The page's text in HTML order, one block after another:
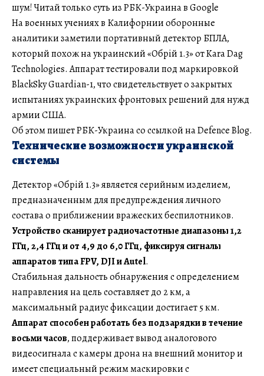
шум! Читай только суть из РБК-Украина в Google
На военных учениях в Калифорнии оборонные
аналитики заметили портативный детектор БПЛА,
который похож на украинский «Обрій 1.3» от Kara Dag
Technologies. Аппарат тестировали под маркировкой
BlackSky Guardian-1, что свидетельствует о закрытых
испытаниях украинских фронтовых решений для нужд
армии США.
Об этом пишет РБК-Украина со ссылкой на Defence Blog.
Технические возможности украинской
системы
Детектор «Обрій 1.3» является серийным изделием,
предназначенным для предупреждения личного
состава о приближении вражеских беспилотников.
Устройство сканирует радиочастотные диапазоны 1,2
ГГц, 2,4 ГГц и от 4,9 до 6,0 ГГц, фиксируя сигналы
аппаратов типа FPV, DJI и Autel.
Стабильная дальность обнаружения с определением
направления на цель составляет до 2 км, а
максимальный радиус фиксации достигает 5 км.
Аппарат способен работать без подзарядки в течение
восьми часов, поддерживает вывод аналогового
видеосигнала с камеры дрона на внешний монитор и
имеет специальный режим маскировки с